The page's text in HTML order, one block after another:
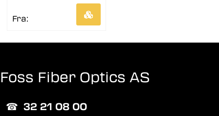
Fra:
Foss Fiber Optics AS
☎︎ 32 21 08 00